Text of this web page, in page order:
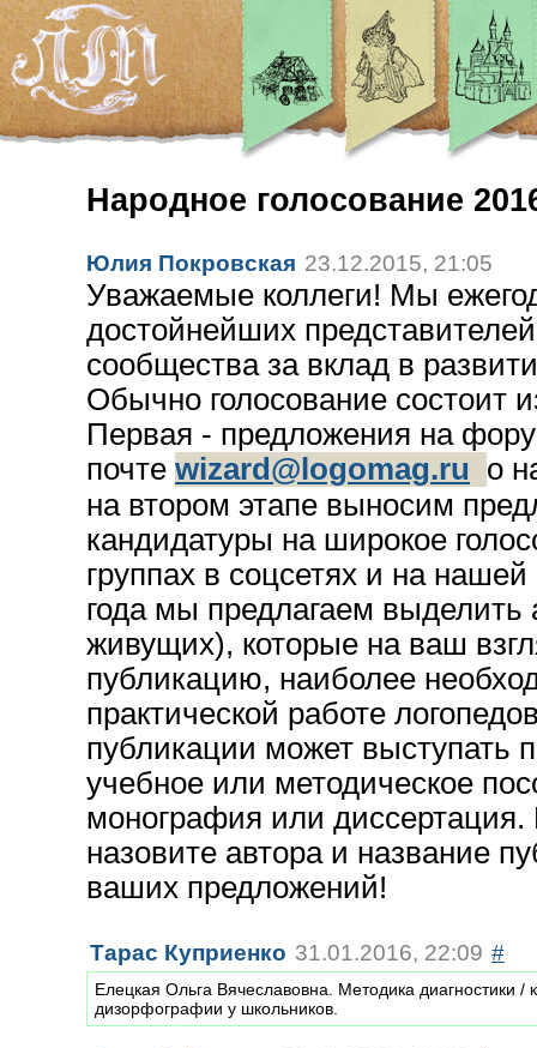
Народное голосование
Юлия Покровская 23.12.2015, 21:05
Уважаемые коллеги! Мы
достойнейших
сообщества за вклад в
Обычно голосование состоит
Первая - предложения на
почте wizard@logomag.ru
о
на втором этапе выносим
кандидатуры на широкое
группах в соцсетях и на
года мы предлагаем выделить
живущих), которые на ваш
публикацию, наиболее
практической работе
публикации может выступать
учебное или методическое
монография или
назовите автора и название
ваших предложений!
Тарас Куприенко 31.01.2016, 22:09 #
Елецкая Ольга Вячеславовна. Методика диагностики /
дизорфографии у школьников.